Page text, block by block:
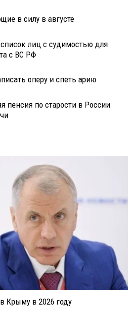
в силу в августе
лиц с судимостью для
с ВС РФ
оперу и спеть арию
пенсия по старости в России
Крыму в 2026 году